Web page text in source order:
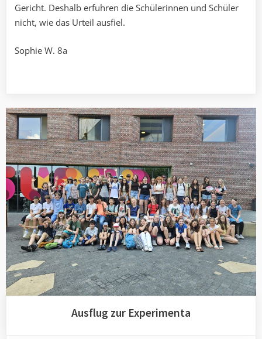
Gericht. Deshalb erfuhren die Schülerinnen und Schüler
nicht, wie das Urteil ausfiel.
Sophie W. 8a
Ausflug zur Experimenta